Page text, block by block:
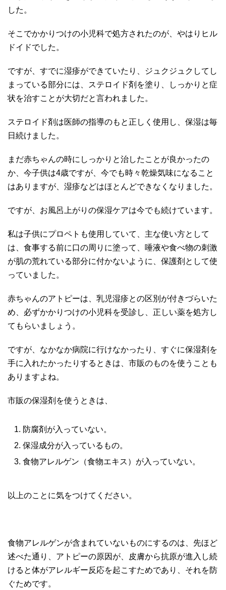
した。
そこでかかりつけの小児科で処方されたのが、やはりヒル
ドイドでした。
ですが、すでに湿疹ができていたり、ジュクジュクしてし
まっている部分には、ステロイド剤を塗り、しっかりと症
状を治すことが大切だと言われました。
ステロイド剤は医師の指導のもと正しく使用し、保湿は毎
日続けました。
まだ赤ちゃんの時にしっかりと治したことが良かったの
か、今子供は4歳ですが、今でも時々乾燥気味になること
はありますが、湿疹などはほとんどできなくなりました。
ですが、お風呂上がりの保湿ケアは今でも続けています。
私は子供にプロペトも使用していて、主な使い方として
は、食事する前に口の周りに塗って、唾液や食べ物の刺激
が肌の荒れている部分に付かないように、保護剤として使
っていました。
赤ちゃんのアトピーは、乳児湿疹との区別が付きづらいた
め、必ずかかりつけの小児科を受診し、正しい薬を処方し
てもらいましょう。
ですが、なかなか病院に行けなかったり、すぐに保湿剤を
手に入れたかったりするときは、市販のものを使うことも
ありますよね。
市販の保湿剤を使うときは、
防腐剤が入っていない。
保湿成分が入っているもの。
食物アレルゲン（食物エキス）が入っていない。
以上のことに気をつけてください。
食物アレルゲンが含まれていないものにするのは、先ほど
述べた通り、アトピーの原因が、皮膚から抗原が進入し続
けると体がアレルギー反応を起こすためであり、それを防
ぐためです。